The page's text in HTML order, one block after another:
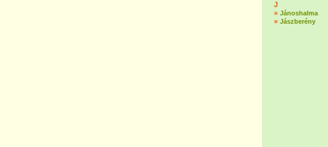
J
» Jánoshalma
» Jászberény